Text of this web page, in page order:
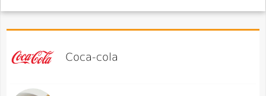
Coca-cola